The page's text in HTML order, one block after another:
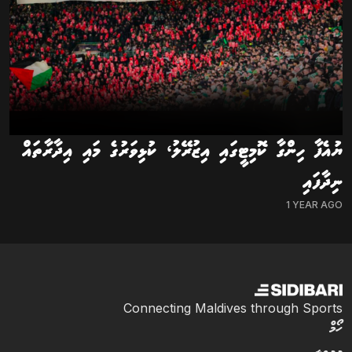
ޔުއެފާ ހިންގާ ކޮމިޓީގައި އިޒުރޭލު، ކުޅިވަރުގެ މައި އިދާރާތައް
ނިދާފައި
1 YEAR AGO
Connecting Maldives through Sports
ހޯމް